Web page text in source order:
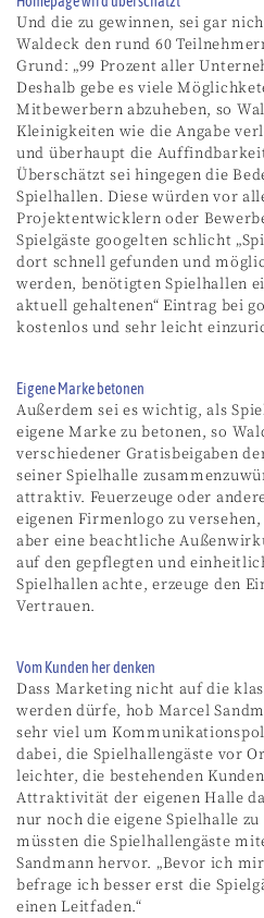
Und die zu gewinnen, sei gar
Waldeck den rund 60
Grund: „99 Prozent aller
Deshalb gebe es viele
Mitbewerbern abzuheben, so
Kleinigkeiten wie die Angabe
und überhaupt die
Überschätzt sei hingegen die
Spielhallen. Diese würden vor
Projektentwicklern oder
Spielgäste googelten schlicht
dort schnell gefunden und
werden, benötigten Spielhallen
aktuell gehaltenen“ Eintrag bei
kostenlos und sehr leicht
Eigene Marke betonen
Außerdem sei es wichtig, als
eigene Marke zu betonen, so
verschiedener Gratisbeigaben
seiner Spielhalle
attraktiv. Feuerzeuge oder
eigenen Firmenlogo zu
aber eine beachtliche
auf den gepflegten und
Spielhallen achte, erzeuge den
Vertrauen.
Vom Kunden her denken
Dass Marketing nicht auf die
werden dürfe, hob Marcel
sehr viel um
dabei, die Spielhallengäste vor
leichter, die bestehenden
Attraktivität der eigenen Halle
nur noch die eigene Spielhalle
müssten die Spielhallengäste
Sandmann hervor. „Bevor ich
befrage ich besser erst die
einen Leitfaden.“